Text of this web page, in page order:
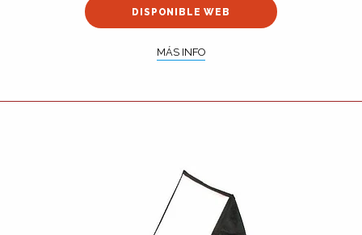
DISPONIBLE WEB
MÁS INFO